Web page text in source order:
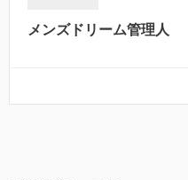
メンズドリーム管理人